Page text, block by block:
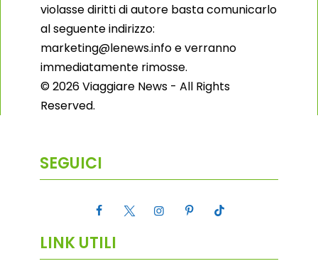
violasse diritti di autore basta comunicarlo
al seguente indirizzo:
marketing@lenews.info e verranno
immediatamente rimosse.
© 2026 Viaggiare News - All Rights
Reserved.
SEGUICI
LINK UTILI